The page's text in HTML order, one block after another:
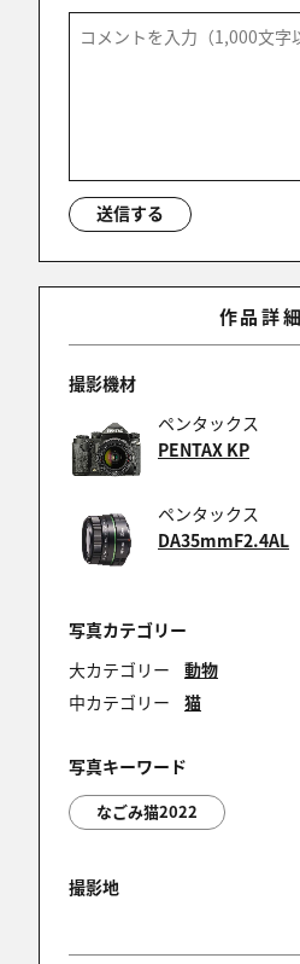
送信する
作品詳細
撮影機材
ペンタックス
PENTAX KP
ペンタックス
DA35mmF2.4AL
写真カテゴリー
大カテゴリー
動物
中カテゴリー
猫
写真キーワード
なごみ猫2022
撮影地